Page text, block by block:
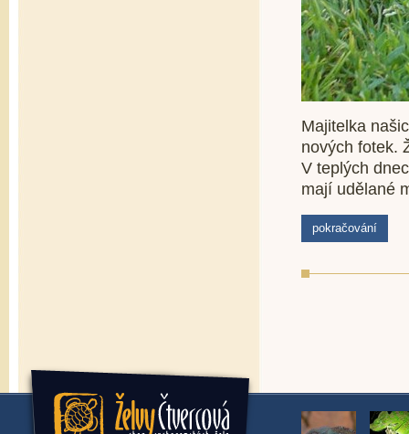
Majitelka
nových fotek.
V teplých
mají udělané
pokračování